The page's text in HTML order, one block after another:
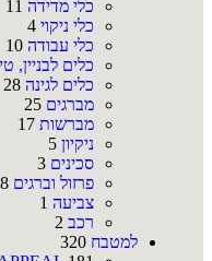
כלי מדידה 11
כלי ניקוי 4
כלי עבודה 10
כלים לבניין,
כלים לגינה 28
מברגים 25
מברשות 17
ניקיון 5
סכינים 3
פרזול וברגים 8
צביעה 1
רכב 2
למטבח 320